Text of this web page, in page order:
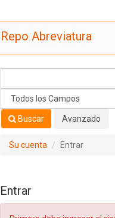
Repo Abreviatura
Buscar Avanzado
Su cuenta Entrar
Entrar